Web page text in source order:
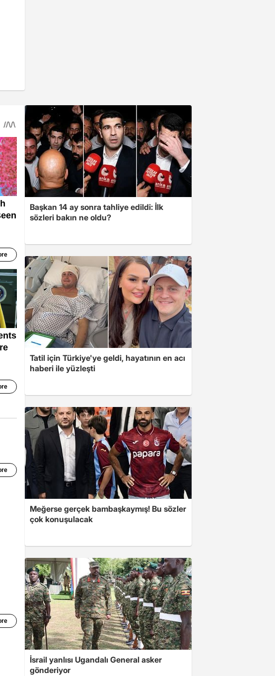
Başkan 14 ay sonra tahliye edildi: İlk
sözleri bakın ne oldu?
Tatil için Türkiye'ye geldi, hayatının en acı
haberi ile yüzleşti
Meğerse gerçek bambaşkaymış! Bu sözler
çok konuşulacak
İsrail yanlısı Ugandalı General asker
gönderiyor